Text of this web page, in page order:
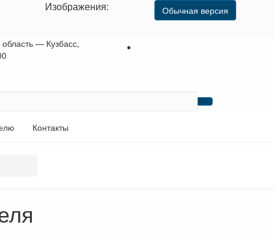
Изображения: Обычная версия
— Кузбасс,
Контакты